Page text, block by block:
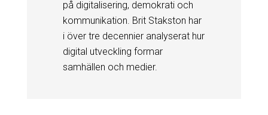
på digitalisering, demokrati och
kommunikation. Brit Stakston har
i över tre decennier analyserat hur
digital utveckling formar
samhällen och medier.